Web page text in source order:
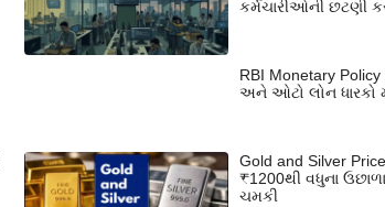
કર્મચારીઓની છટણી
RBI Monetary
અને ઓટો લોન ધારકો
Gold and Silver
₹1200થી વધુના
ચમકી